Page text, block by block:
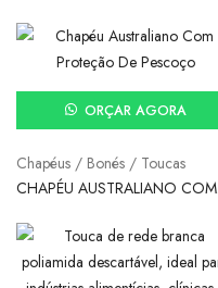
NEXUS
ORÇAR AGORA
Chapéus / Bonés / Toucas
CHAPÉU AUSTRALIANO COM
EPI